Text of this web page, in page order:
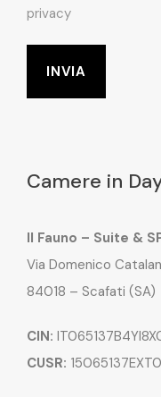
privacy
Camere in
Il Fauno – Suite &
Via Domenico
84018 – Scafati (SA)
CIN:
CUSR: